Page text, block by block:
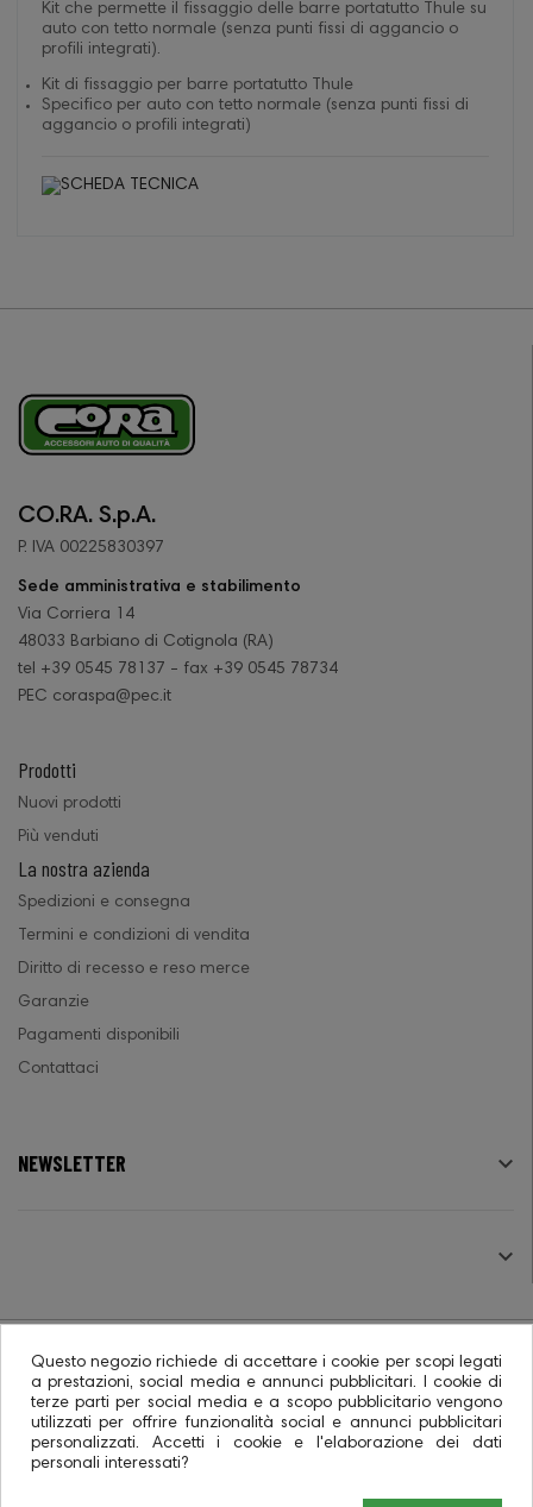
Kit che permette il fissaggio delle barre portatutto Thule su
auto con tetto normale (senza punti fissi di aggancio o
profili integrati).
Kit di fissaggio per barre portatutto Thule
Specifico per auto con tetto normale (senza punti fissi di
aggancio o profili integrati)
CO.RA. S.p.A.
P. IVA 00225830397
Sede amministrativa e stabilimento
Via Corriera 14
48033 Barbiano di Cotignola (RA)
tel +39 0545 78137 - fax +39 0545 78734
PEC coraspa@pec.it
Prodotti
Nuovi prodotti
Più venduti
La nostra azienda
Spedizioni e consegna
Termini e condizioni di vendita
Diritto di recesso e reso merce
Garanzie
Pagamenti disponibili
Contattaci
NEWSLETTER 

© 2026 - Ecommerce software CO.RA. SpA
Questo negozio richiede di accettare i cookie per scopi legati
a prestazioni, social media e annunci pubblicitari. I cookie di
terze parti per social media e a scopo pubblicitario vengono
utilizzati per offrire funzionalità social e annunci pubblicitari
personalizzati. Accetti i cookie e l'elaborazione dei dati
personali interessati?